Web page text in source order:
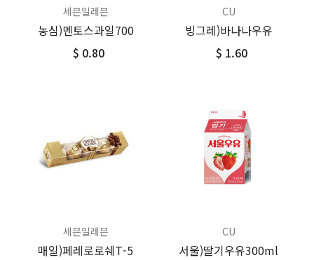
세븐일레븐
농심)멘토스과일700
$ 0.80
CU
빙그레)바나나우유
$ 1.60
세븐일레븐
매일)페레로로쉐T-5
CU
서울)딸기우유300ml